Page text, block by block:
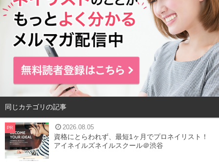
色素沈着の原因
同じカテゴリの記事
PR 2026.08.05
資格にとらわれず、最短1ヶ月でプロネイリスト！
アイネイルズネイルスクール＠渋谷